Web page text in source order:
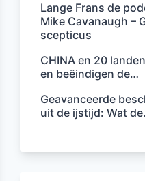
Lange Frans de
Mike Cavanaugh –
scepticus
CHINA en 20
en beëindigen de…
Geavanceerde
uit de ijstijd: Wat